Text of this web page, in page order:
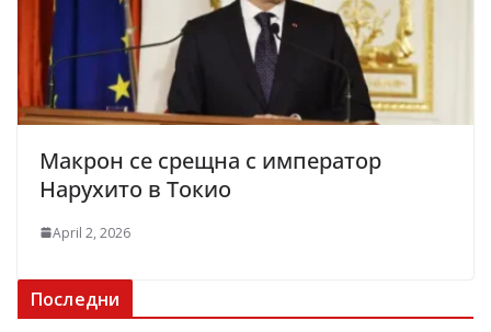
Макрон се срещна с император
Нарухито в Токио
April 2, 2026
Последни